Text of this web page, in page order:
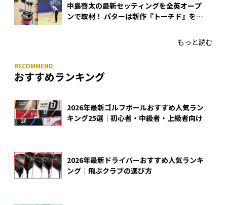
中島啓太の最新セッティングを全英オープ
ンで取材！ パターは新作『トーチド』を投
もっと読む
おすすめランキング
2026年最新ゴルフボールおすすめ人気ラン
キング25選｜初心者・中級者・上級者向け
2026年最新ドライバーおすすめ人気ランキ
ング｜飛ぶクラブの選び方